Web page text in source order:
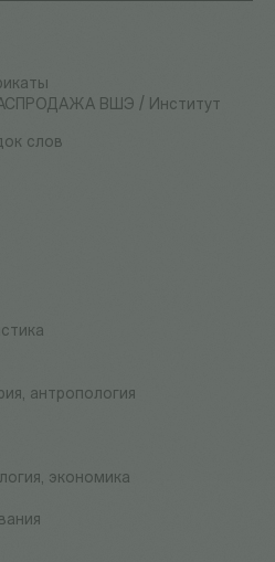
ВШЭ / Институт
слов
антропология
экономика